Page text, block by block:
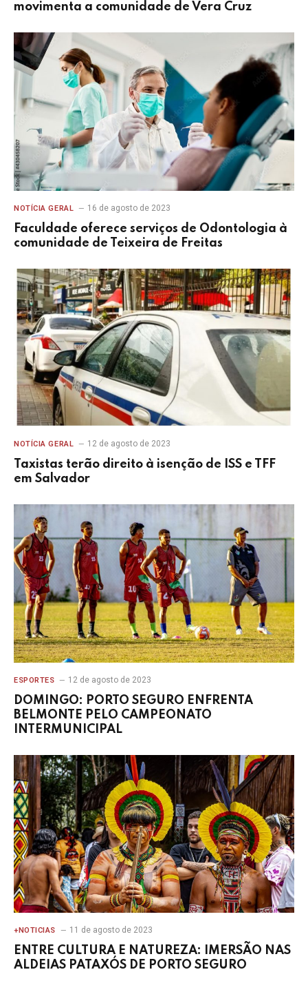
movimenta a comunidade de Vera Cruz
NOTÍCIA GERAL 16 de agosto de 2023
Faculdade oferece serviços de Odontologia à
comunidade de Teixeira de Freitas
NOTÍCIA GERAL 12 de agosto de 2023
Taxistas terão direito à isenção de ISS e TFF
em Salvador
ESPORTES 12 de agosto de 2023
DOMINGO: PORTO SEGURO ENFRENTA
BELMONTE PELO CAMPEONATO
INTERMUNICIPAL
+NOTICIAS 11 de agosto de 2023
ENTRE CULTURA E NATUREZA: IMERSÃO NAS
ALDEIAS PATAXÓS DE PORTO SEGURO